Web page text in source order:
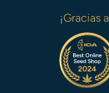
¡Gracias